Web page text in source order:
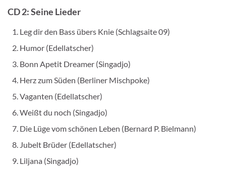
CD 2: Seine Lieder
Leg dir den Bass übers Knie (Schlagsaite 09)
Humor (Edellatscher)
Bonn Apetit Dreamer (Singadjo)
Herz zum Süden (Berliner Mischpoke)
Vaganten (Edellatscher)
Weißt du noch (Singadjo)
Die Lüge vom schönen Leben (Bernard P. Bielmann)
Jubelt Brüder (Edellatscher)
Liljana (Singadjo)